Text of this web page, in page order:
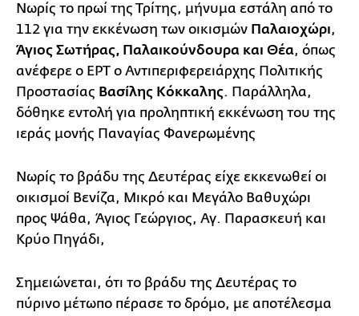
Νωρίς το πρωί της Τρίτης, μήνυμα εστάλη από το
112 για την εκκένωση των οικισμών Παλαιοχώρι,
Άγιος Σωτήρας, Παλαικούνδουρα και Θέα, όπως
ανέφερε ο ΕΡΤ ο Αντιπεριφερειάρχης Πολιτικής
Προστασίας Βασίλης Κόκκαλης. Παράλληλα,
δόθηκε εντολή για προληπτική εκκένωση του της
ιεράς μονής Παναγίας Φανερωμένης
Nωρίς το βράδυ της Δευτέρας είχε εκκενωθεί οι
οικισμοί Βενίζα, Μικρό και Μεγάλο Βαθυχώρι
προς Ψάθα, Άγιος Γεώργιος, Αγ. Παρασκευή και
Κρύο Πηγάδι,
Σημειώνεται, ότι το βράδυ της Δευτέρας το
πύρινο μέτωπο πέρασε το δρόμο, με αποτέλεσμα